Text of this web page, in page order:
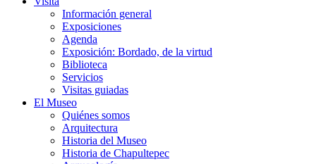
Información general
Exposiciones
Agenda
Exposición: Bordado, de la virtud
Biblioteca
Servicios
Visitas guiadas
El Museo
Quiénes somos
Arquitectura
Historia del Museo
Historia de Chapultepec